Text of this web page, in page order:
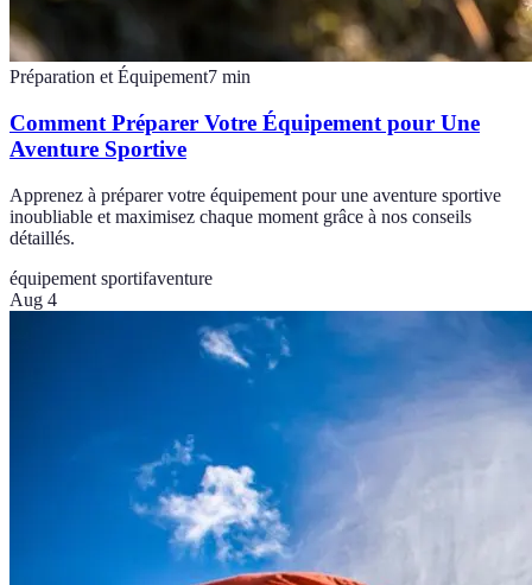
Préparation et Équipement7 min
Comment Préparer Votre Équipement pour Une
Aventure Sportive
Apprenez à préparer votre équipement pour une aventure sportive
inoubliable et maximisez chaque moment grâce à nos conseils
détaillés.
équipement sportifaventure
Aug 4